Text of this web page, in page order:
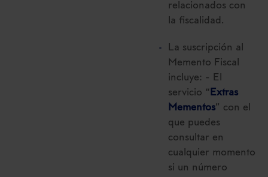
relacionados con
la fiscalidad.
La suscripción al
Memento Fiscal
incluye: - El
servicio “Extras
Mementos” con el
que puedes
consultar en
cualquier momento
si un número